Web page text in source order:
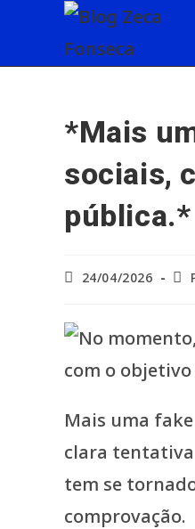
*Mais
sociais,
pública.*
Post24/04/2026
Mais uma
clara
tem se
comprovação.